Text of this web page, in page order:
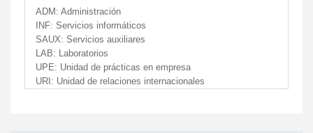
ADM: Administración
INF: Servicios informáticos
SAUX: Servicios auxiliares
LAB: Laboratorios
UPE: Unidad de prácticas en empresa
URI: Unidad de relaciones internacionales